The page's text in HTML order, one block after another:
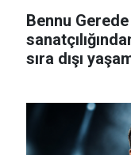
Bennu
sıra dışı